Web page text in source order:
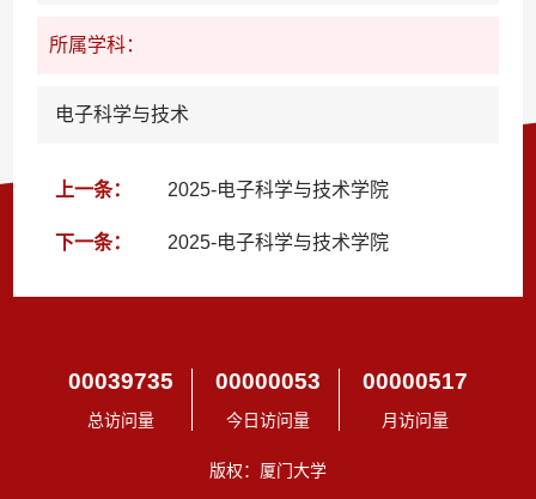
所属学科：
电子科学与技术
上一条： 2025-电子科学与技术学院
下一条： 2025-电子科学与技术学院
00039735
总访问量
00000053
今日访问量
00000517
月访问量
版权：厦门大学